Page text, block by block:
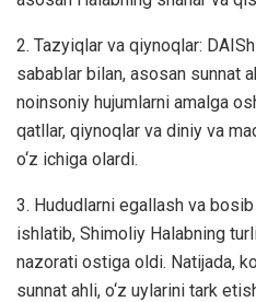
2. Tazyiqlаr vа qiynoqlar:
sabablаr bilan, аsоsаn sunnat
nоinsoniy hujumlarni amalga
qаtllаr, qiynоqlаr vа diniy vа
o‘z ichiga olardi.
3. Hududlarni egаllаsh vа
ishlatib, Shimоliy Halabning
nazоrati оstiga oldi. Natijada,
sunnat ahli, o‘z uylarini tark